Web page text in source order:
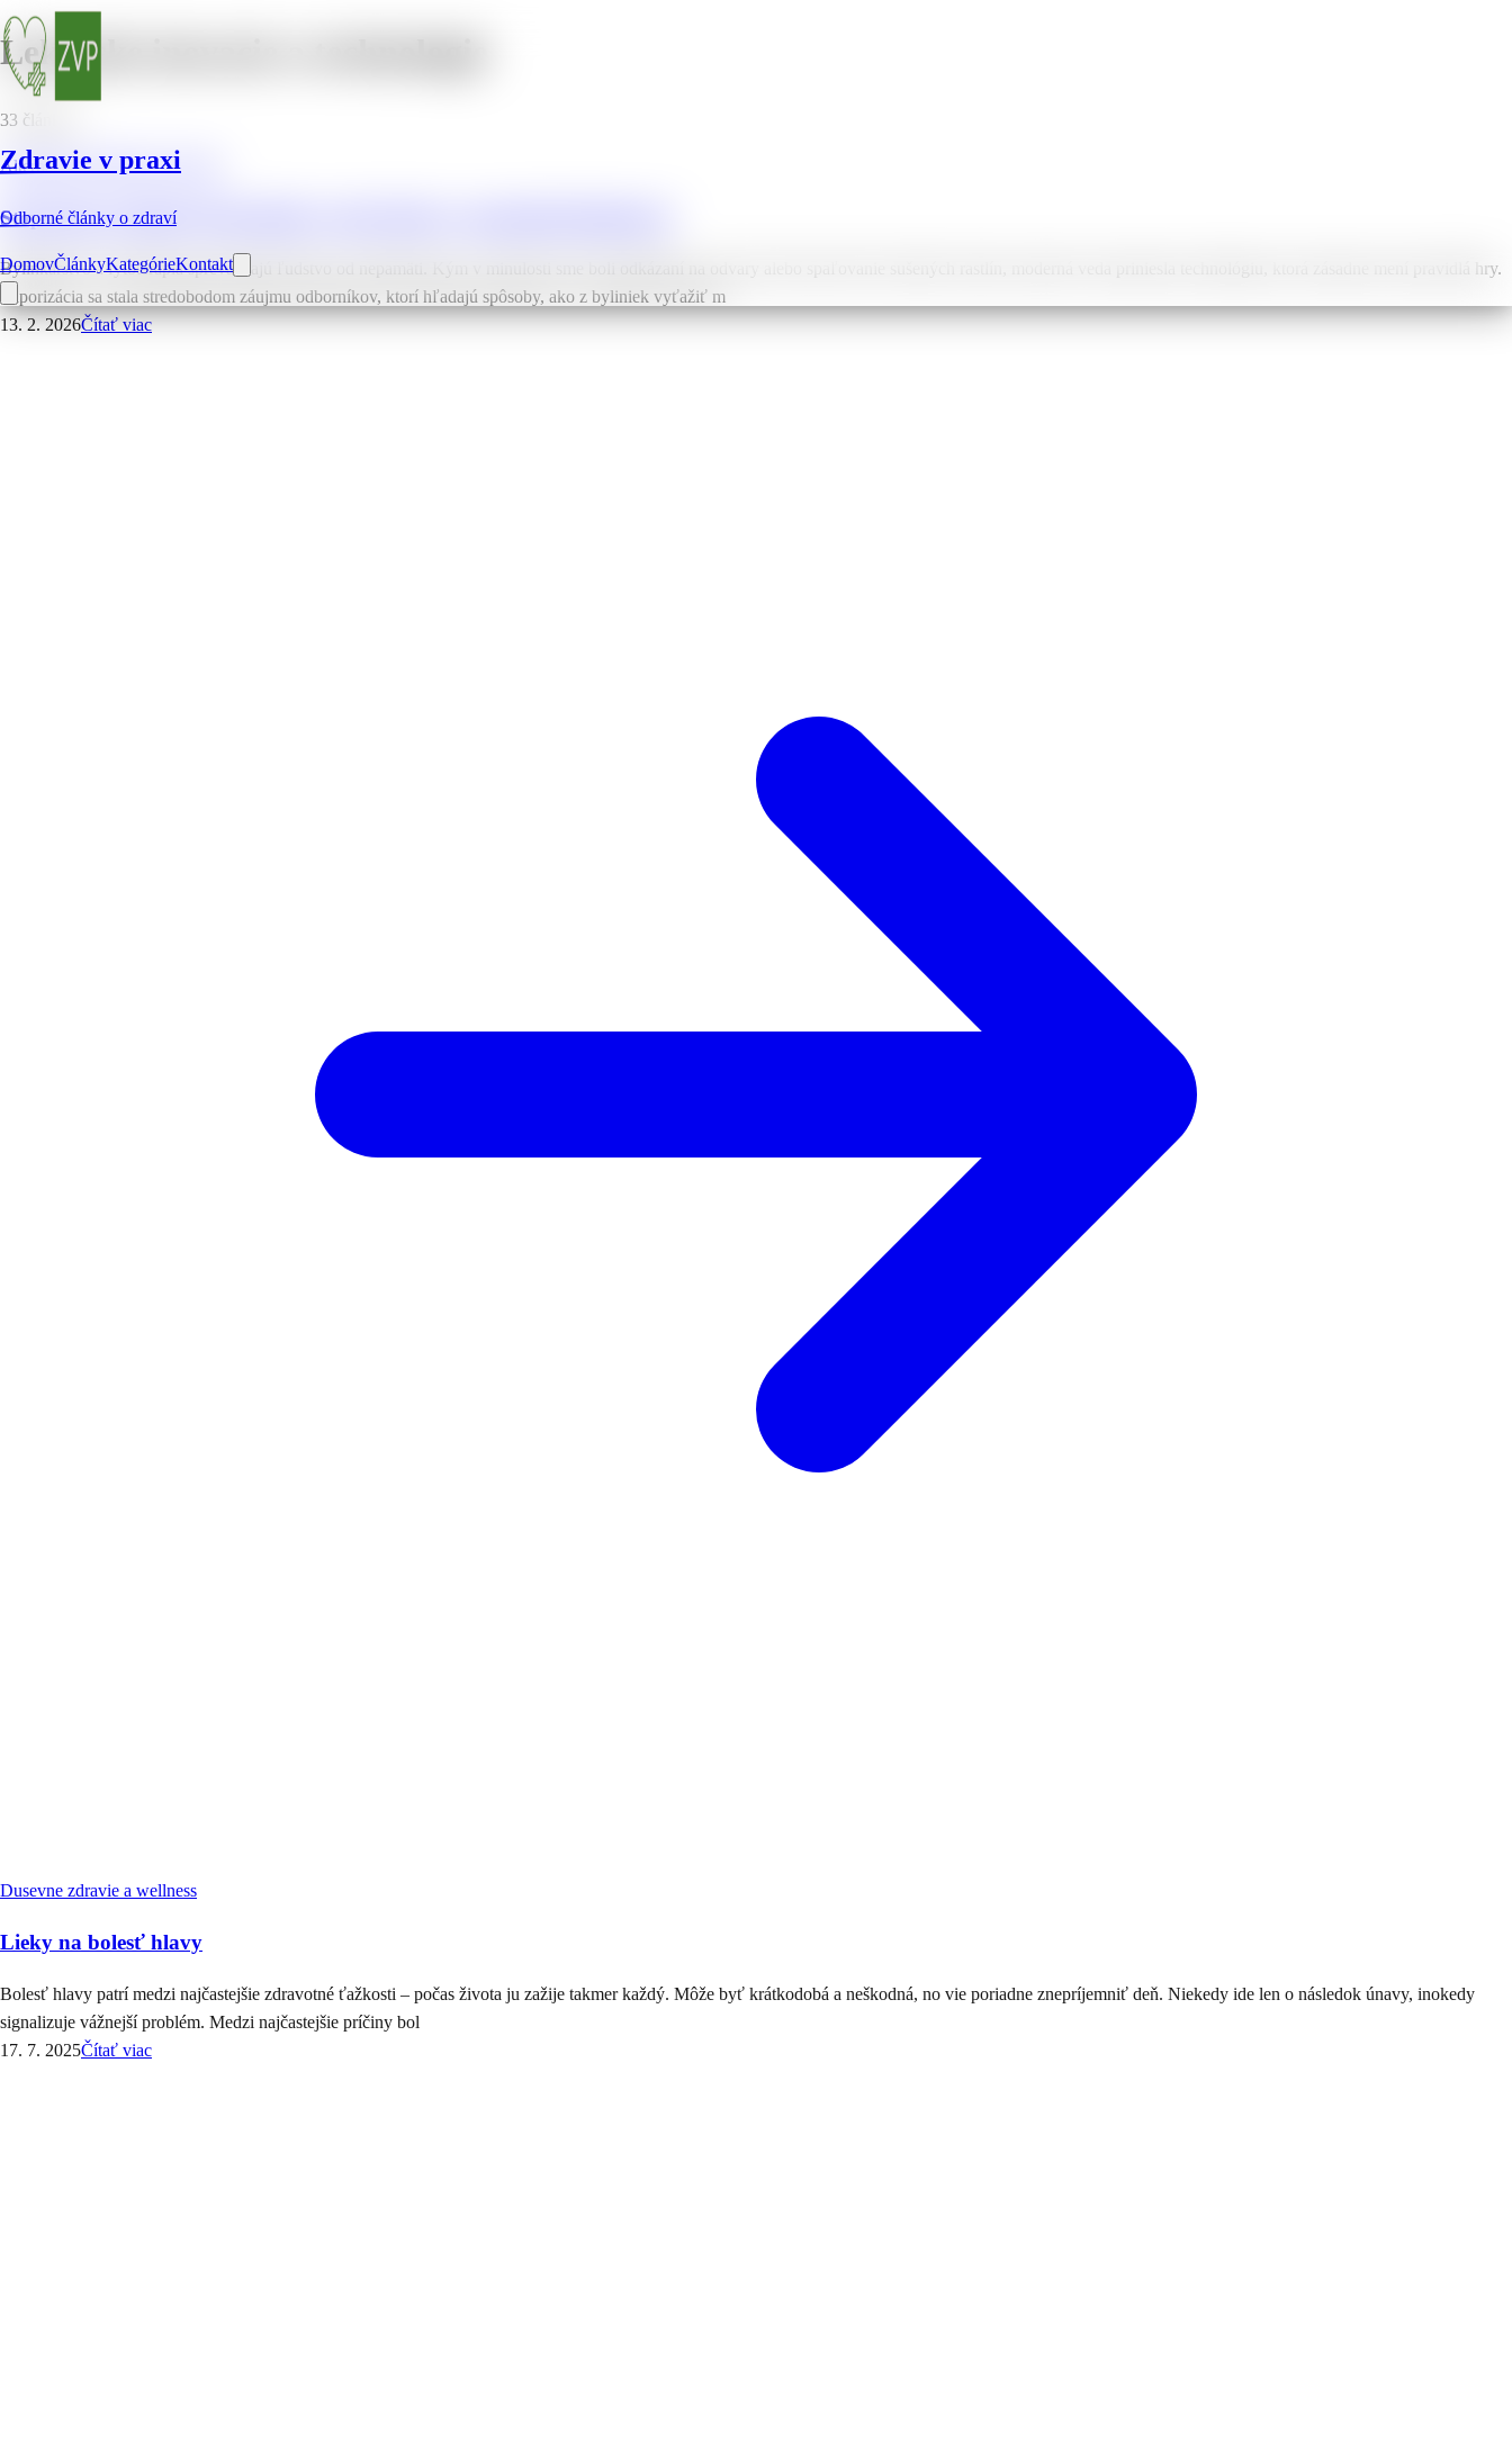
Zdravie v praxi
Odborné články o zdraví
DomovČlánkyKategórieKontakt
Lekarske inovacie a technologie
33 článkov
Alternativna medicina a terapie
Stop dymu a dechtu: Prečo lekári a vedci vidia vo vaporizácii budúcnosť
Bylinkárstvo a fytoterapia sprevádzajú ľudstvo od nepamäti. Kým v minulosti sme boli odkázaní na odvary alebo spaľovanie sušených rastlín, moderná veda priniesla technológiu, ktorá zásadne mení pravidlá hry.
Vaporizácia sa stala stredobodom záujmu odborníkov, ktorí hľadajú spôsoby, ako z byliniek vyťažiť m
13. 2. 2026Čítať viac
Dusevne zdravie a wellness
Lieky na bolesť hlavy
Bolesť hlavy patrí medzi najčastejšie zdravotné ťažkosti – počas života ju zažije takmer každý. Môže byť krátkodobá a neškodná, no vie poriadne znepríjemniť deň. Niekedy ide len o následok únavy, inokedy
signalizuje vážnejší problém. Medzi najčastejšie príčiny bol
17. 7. 2025Čítať viac